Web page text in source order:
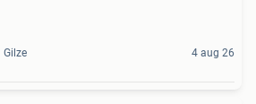
Gilze 4 aug 26